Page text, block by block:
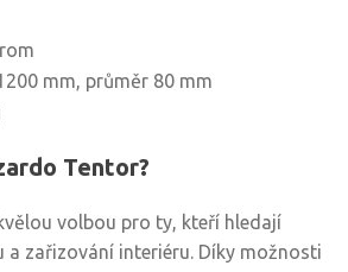
mm, průměr 80 mm
Tentor?
volbou pro ty, kteří hledají
a zařizování interiéru. Díky možnosti